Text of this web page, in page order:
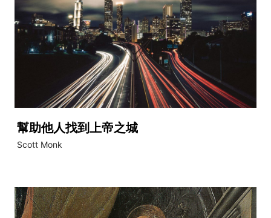
幫助他人找到上帝之城
Scott Monk